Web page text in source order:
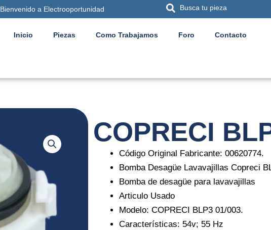
Bienvenido a Electrooportunidad Busca tu pieza
Inicio Piezas Como Trabajamos Foro Contacto
COPRECI
Código Original Fabricante: 00620774.
Bomba Desagüe Lavavajillas Copreci
Bomba de desagüe para lavavajillas
Articulo Usado
Modelo: COPRECI BLP3 01/003.
Características: 54v; 55 Hz